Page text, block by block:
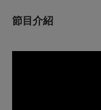
節目介紹